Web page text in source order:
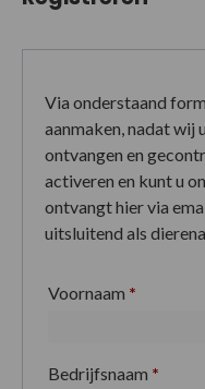
Via onderstaand
aanmaken, nadat wij
ontvangen en
activeren en kunt u
ontvangt hier via
uitsluitend als
Voornaam *
Bedrijfsnaam *